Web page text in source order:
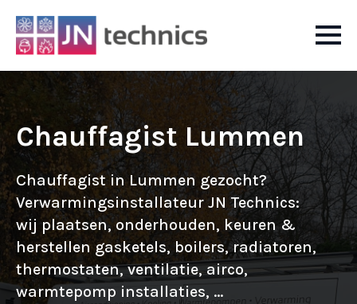
Chauffagist Lummen
Chauffagist in Lummen gezocht?
Verwarmingsinstallateur JN Technics:
wij plaatsen, onderhouden, keuren &
herstellen gasketels, boilers, radiatoren,
thermostaten, ventilatie, airco,
warmtepomp installaties, ...